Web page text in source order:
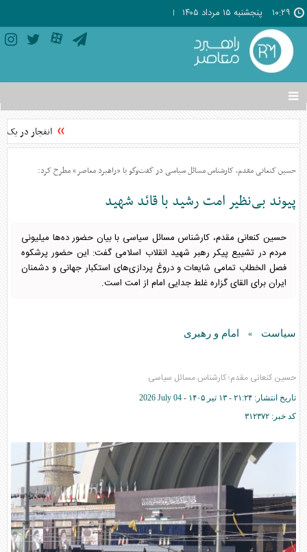
۱۰:۲۹ پنجشنبه ۱۵ مرداد ۱۴۰۵
تغییر
وضعیت
منوی
ها
انفجار در یک
حسین کنعانی مقدم، کارشناس مسائل سیاسی در گفت‌وگو با «راهبرد معاصر» مطرح کرد:
پیوند بی‌نظیر امت رشید با قائد شهید
حسین کنعانی مقدم، کارشناس مسائل سیاسی با بیان حضور ده‌ها میلیونی
مردم در تشییع پیکر رهبر شهید انقلاب اسلامی گفت: این حضور پرشکوه
فصل الخطاب تمامی شایعات و دروغ پردازی‌های استکبار جهانی و دشمنان
ایران برای القای گزاره غلط جدایی امام از امت است.
سیاست » امام و رهبری
حسین کنعانی مقدم؛ کارشناس مسائل سیاسی
تاریخ انتشار: ۲۱:۲۴ - ۱۳ تير ۱۴۰۵ -
2026 July 04
کد خبر: ۳۱۲۳۷۲